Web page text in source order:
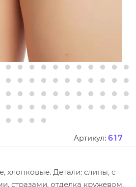
Артикул: 617
хлопковые. Детали: слипы, с
стразами, отделка кружевом.